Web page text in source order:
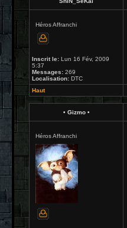
Héros Affranchi
Inscrit le: Lun 16 Fév, 2009
5:37
Messages: 269
Localisation: DTC
Haut
• Gizmo •
Héros Affranchi